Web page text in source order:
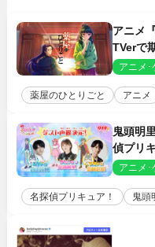
アニメ
TVerで
アニメ･
薬屋のひとりごと アニメ
鬼頭明
偵プリ
スト声
アニメ･
名探偵プリキュア！ 鬼頭